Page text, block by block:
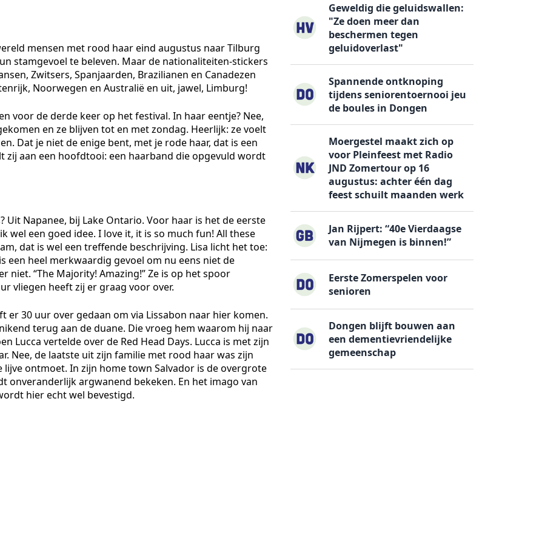
mensen met rood haar eind augustus naar Tilburg
stamgevoel te beleven. Maar de nationaliteiten-stickers
Zwitsers, Spanjaarden, Brazilianen en Canadezen
Noorwegen en Australië en uit, jawel, Limburg!
voor de derde keer op het festival. In haar eentje? Nee,
en ze blijven tot en met zondag. Heerlijk: ze voelt
Dat je niet de enige bent, met je rode haar, dat is een
aan een hoofdtooi: een haarband die opgevuld wordt
Uit Napanee, bij Lake Ontario. Voor haar is het de eerste
wel een goed idee. I love it, it is so much fun! All these
dat is wel een treffende beschrijving. Lisa licht het toe:
een heel merkwaardig gevoel om nu eens niet de
“The Majority! Amazing!” Ze is op het spoor
vliegen heeft zij er graag voor over.
er 30 uur over gedaan om via Lissabon naar hier komen.
terug aan de duane. Die vroeg hem waarom hij naar
Lucca vertelde over de Red Head Days. Lucca is met zijn
Nee, de laatste uit zijn familie met rood haar was zijn
ontmoet. In zijn home town Salvador is de overgrote
onveranderlijk argwanend bekeken. En het imago van
hier echt wel bevestigd.
Geweldig die geluidswallen:
"Ze doen meer dan
beschermen tegen
geluidoverlast"
Spannende ontknoping
tijdens seniorentoernooi jeu
de boules in Dongen
Moergestel maakt zich op
voor Pleinfeest met Radio
JND Zomertour op 16
augustus: achter één dag
feest schuilt maanden werk
Jan Rijpert: “40e Vierdaagse
van Nijmegen is binnen!”
Eerste Zomerspelen voor
senioren
Dongen blijft bouwen aan
een dementievriendelijke
gemeenschap